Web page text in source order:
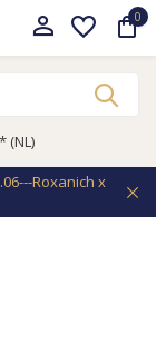
0
(NL)
Roxanich x